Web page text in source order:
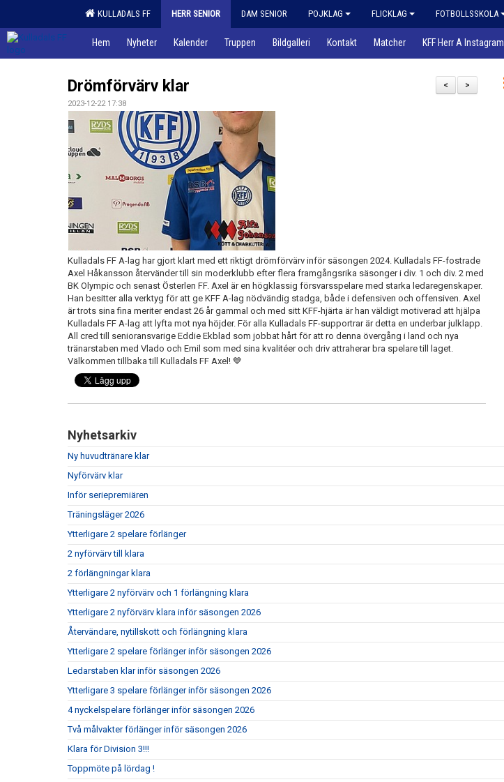
KULLADALS FF HERR SENIOR DAM SENIOR POJKLAG FLICKLAG FOTBOLLSSKOLA
Hem Nyheter Kalender Truppen Bildgalleri Kontakt Matcher KFF Herr A Instagram
>
<
Drömförvärv klar
2023-12-22 17:38
Kulladals FF A-lag har gjort klart med ett riktigt drömförvärv inför säsongen 2024. Kulladals FF-fostrade
Axel Håkansson återvänder till sin moderklubb efter flera framgångsrika säsonger i div. 1 och div. 2 med
BK Olympic och senast Österlen FF. Axel är en högklassig försvarsspelare med starka ledaregenskaper.
Han besitter alla verktyg för att ge KFF A-lag nödvändig stadga, både i defensiven och offensiven. Axel
är trots sina fina meriter endast 26 år gammal och med sitt KFF-hjärta är han väldigt motiverad att hjälpa
Kulladals FF A-lag att lyfta mot nya höjder. För alla Kulladals FF-supportrar är detta en underbar julklapp.
All cred till senioransvarige Eddie Ekblad som jobbat hårt för att ro denna övergång i land och nya
tränarstaben med Vlado och Emil som med sina kvalitéer och driv attraherar bra spelare till laget.
Välkommen tillbaka till Kulladals FF Axel! 💙
Nyhetsarkiv
Ny huvudtränare klar
Nyförvärv klar
Inför seriepremiären
Träningsläger 2026
Ytterligare 2 spelare förlänger
2 nyförvärv till klara
2 förlängningar klara
Ytterligare 2 nyförvärv och 1 förlängning klara
Ytterligare 2 nyförvärv klara inför säsongen 2026
Återvändare, nytillskott och förlängning klara
Ytterligare 2 spelare förlänger inför säsongen 2026
Ledarstaben klar inför säsongen 2026
Ytterligare 3 spelare förlänger inför säsongen 2026
4 nyckelspelare förlänger inför säsongen 2026
Två målvakter förlänger inför säsongen 2026
Klara för Division 3!!!
Toppmöte på lördag !